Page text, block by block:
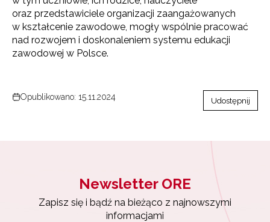
oraz przedstawiciele organizacji zaangażowanych
w kształcenie zawodowe, mogły wspólnie pracować
nad rozwojem i doskonaleniem systemu edukacji
zawodowej w Polsce.
Opublikowano: 15.11.2024 Udostępnij
Newsletter ORE
Zapisz się i bądź na bieżąco z najnowszymi
informacjami